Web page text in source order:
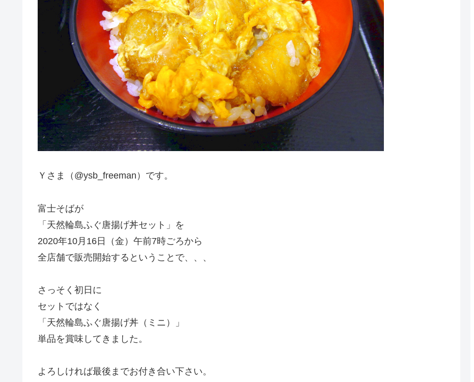
Ｙさま（@ysb_freeman）です。
富士そばが
「天然輪島ふぐ唐揚げ丼セット」を
2020年10月16日（金）午前7時ごろから
全店舗で販売開始するということで、、、
さっそく初日に
セットではなく
「天然輪島ふぐ唐揚げ丼（ミニ）」
単品を賞味してきました。
よろしければ最後までお付き合い下さい。